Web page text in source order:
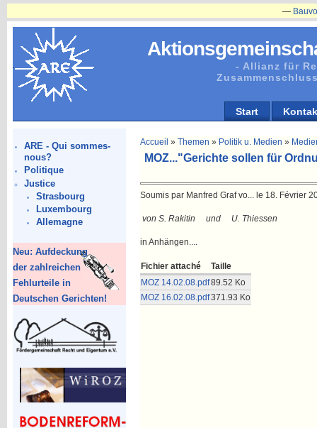
- Allianz für
Start
ARE - Qui sommes-
nous?
Politique
Justice
Strasbourg
Luxembourg
Allemagne
Neu: Aufdeckung
der zahlreichen
Fehlurteile in
Deutschen Gerichten!
Accueil » Themen » Politik u. Medien »
MOZ..."Gerichte sollen für
Soumis par Manfred Graf vo... le 18. Février
von S. Rakitin und U. Thiessen
in Anhängen....
Fichier attaché
Taille
MOZ 14.02.08.pdf89.52 Ko
MOZ 16.02.08.pdf371.93 Ko